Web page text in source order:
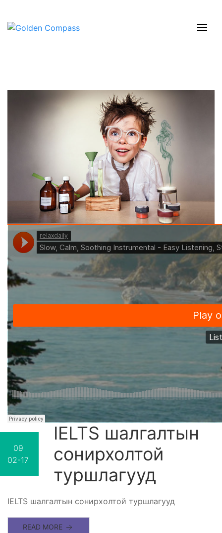
09
02-17
IELTS шалгалтын
сонирхолтой
туршлагууд
IELTS шалгалтын сонирхолтой туршлагууд
READ MORE